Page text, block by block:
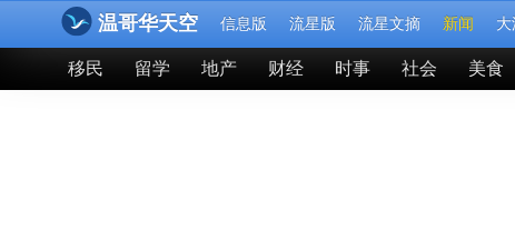
温哥华天空 信息版 流星版 流星文摘 新闻
移民 留学 地产 财经 时事 社会 美食